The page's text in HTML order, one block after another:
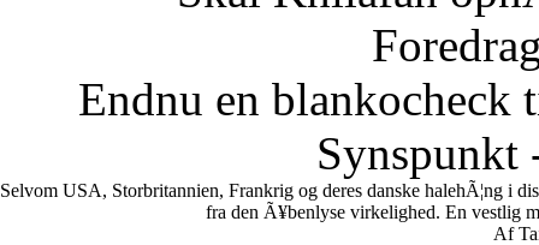
Endnu en blankocheck
Synspunkt
Selvom USA, Storbritannien, Frankrig og deres danske halehÃ¦ng i
fra den Ã¥benlyse virkelighed. En vestlig
Af